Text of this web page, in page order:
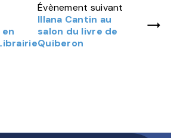
Évènement suivant
Illana Cantin au
salon du livre de
Quiberon